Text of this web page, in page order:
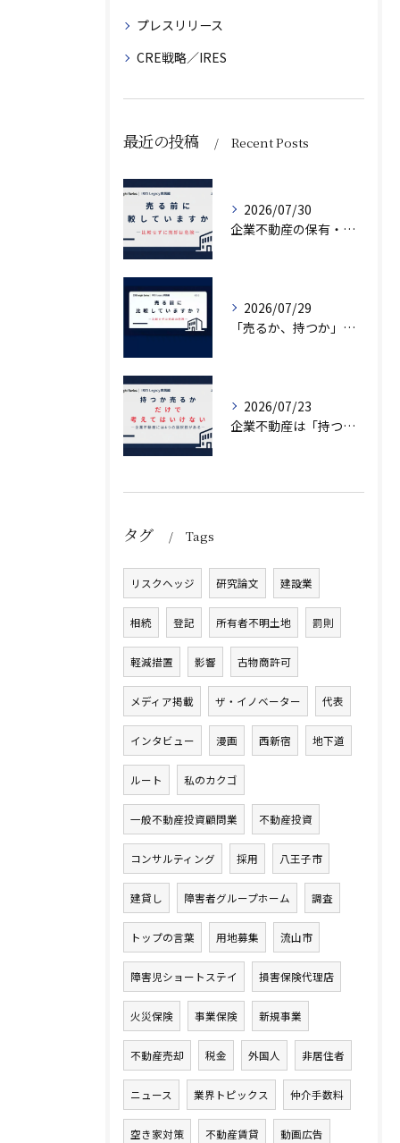
プレスリリース
CRE戦略／IRES
最近の投稿 Recent Posts
2026/07/30
企業不動産の保有・活用・売却・組み換えをどう比較するか｜CRE戦略の8つの評価軸
2026/07/29
「売るか、持つか」で悩んでいませんか？
2026/07/23
企業不動産は「持つか売るか」だけではない｜CRE戦略で考える4つの意思決定
タグ Tags
リスクヘッジ 研究論文 建設業
相続 登記 所有者不明土地 罰則
軽減措置 影響 古物商許可
メディア掲載 ザ・イノベーター 代表
インタビュー 漫画 西新宿 地下道
ルート 私のカクゴ
一般不動産投資顧問業 不動産投資
コンサルティング 採用 八王子市
建貸し 障害者グループホーム 調査
トップの言葉 用地募集 流山市
障害児ショートステイ 損害保険代理店
火災保険 事業保険 新規事業
不動産売却 税金 外国人 非居住者
ニュース 業界トピックス 仲介手数料
空き家対策 不動産賃貸 動画広告